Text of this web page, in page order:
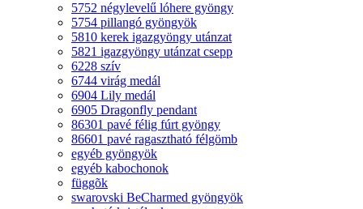
5752 négylevelű lóhere gyöngy
5754 pillangó gyöngyök
5810 kerek igazgyöngy utánzat
5821 igazgyöngy utánzat csepp
6228 szív
6744 virág medál
6904 Lily medál
6905 Dragonfly pendant
86301 pavé félig fúrt gyöngy
86601 pavé ragasztható félgömb
egyéb gyöngyök
egyéb kabochonok
függõk
swarovski BeCharmed gyöngyök